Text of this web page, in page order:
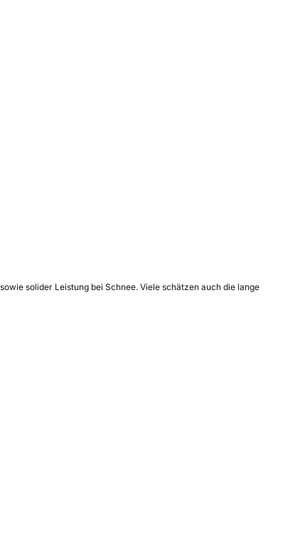
solider Leistung bei Schnee. Viele schätzen auch die lange